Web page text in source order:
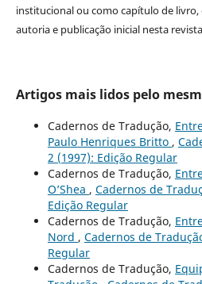
institucional ou como capítulo de
autoria e publicação inicial nesta
Artigos mais lidos pelo
Cadernos de Tradução,
Paulo Henriques Britto ,
2 (1997): Edição Regular
Cadernos de Tradução,
O’Shea , Cadernos de
Edição Regular
Cadernos de Tradução,
Nord , Cadernos de
Regular
Cadernos de Tradução,